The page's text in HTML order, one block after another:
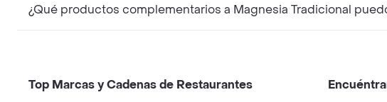
¿Qué productos complementarios a Magnesia Tradicional
Top Marcas y Cadenas de Restaurantes